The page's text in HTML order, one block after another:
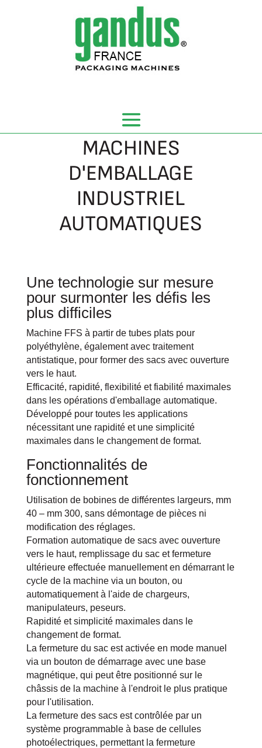
MACHINES
D'EMBALLAGE
INDUSTRIEL
AUTOMATIQUES
Une technologie sur mesure
pour surmonter les défis les
plus difficiles
Machine FFS à partir de tubes plats pour
polyéthylène, également avec traitement
antistatique, pour former des sacs avec ouverture
vers le haut.
Efficacité, rapidité, flexibilité et fiabilité maximales
dans les opérations d'emballage automatique.
Développé pour toutes les applications
nécessitant une rapidité et une simplicité
maximales dans le changement de format.
Fonctionnalités de
fonctionnement
Utilisation de bobines de différentes largeurs, mm
40 – mm 300, sans démontage de pièces ni
modification des réglages.
Formation automatique de sacs avec ouverture
vers le haut, remplissage du sac et fermeture
ultérieure effectuée manuellement en démarrant le
cycle de la machine via un bouton, ou
automatiquement à l'aide de chargeurs,
manipulateurs, peseurs.
Rapidité et simplicité maximales dans le
changement de format.
La fermeture du sac est activée en mode manuel
via un bouton de démarrage avec une base
magnétique, qui peut être positionné sur le
châssis de la machine à l'endroit le plus pratique
pour l'utilisation.
La fermeture des sacs est contrôlée par un
système programmable à base de cellules
photoélectriques, permettant la fermeture